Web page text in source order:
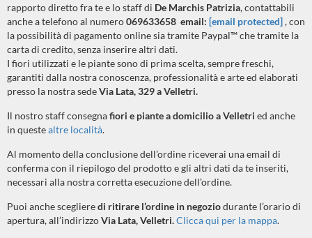
rapporto diretto fra te e lo staff di De Marchis Patrizia, contattabili
anche a telefono al numero069633658 email: [email protected], con
la possibilità di pagamento online sia tramite Paypal™ che tramite la
carta di credito, senza inserire altri dati.
I fiori utilizzati e le piante sono di prima scelta, sempre freschi,
garantiti dalla nostra conoscenza, professionalità e arte ed elaborati
presso la nostra sedeVia Lata, 329 a Velletri.
Il nostro staff consegnafiori e piante a domicilio a Velletri ed anche
in questealtre località.
Al momento della conclusione dell’ordine riceverai una email di
conferma con il riepilogo del prodotto e gli altri dati da te inseriti,
necessari alla nostra corretta esecuzione dell’ordine.
Puoi anche sceglieredi ritirare l’ordine in negoziodurante l’orario di
apertura, all’indirizzoVia Lata, Velletri.Clicca qui per la mappa.